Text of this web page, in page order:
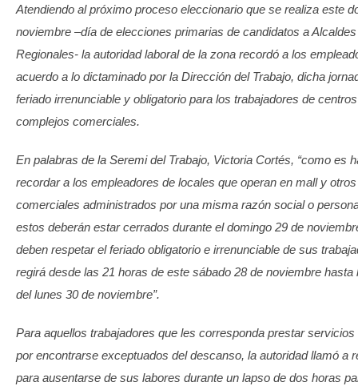
Atendiendo al próximo proceso eleccionario que se realiza este
noviembre –día de elecciones primarias de candidatos a
Regionales- la autoridad laboral de la zona recordó a los
acuerdo a lo dictaminado por la Dirección del Trabajo, dicha
feriado irrenunciable y obligatorio para los trabajadores de
complejos comerciales.
En palabras de la Seremi del Trabajo, Victoria Cortés, “como es
recordar a los empleadores de locales que operan en mall y
comerciales administrados por una misma razón social o
estos deberán estar cerrados durante el domingo 29 de
deben respetar el feriado obligatorio e irrenunciable de sus
regirá desde las 21 horas de este sábado 28 de noviembre hasta
del lunes 30 de noviembre”.
Para aquellos trabajadores que les corresponda prestar
por encontrarse exceptuados del descanso, la autoridad llamó a
para ausentarse de sus labores durante un lapso de dos horas